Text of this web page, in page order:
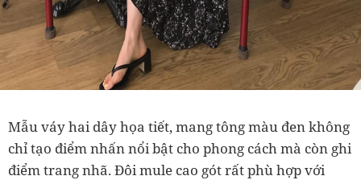
Mẫu váy hai dây họa tiết, mang tông màu đen không
chỉ tạo điểm nhấn nổi bật cho phong cách mà còn ghi
điểm trang nhã. Đôi mule cao gót rất phù hợp với